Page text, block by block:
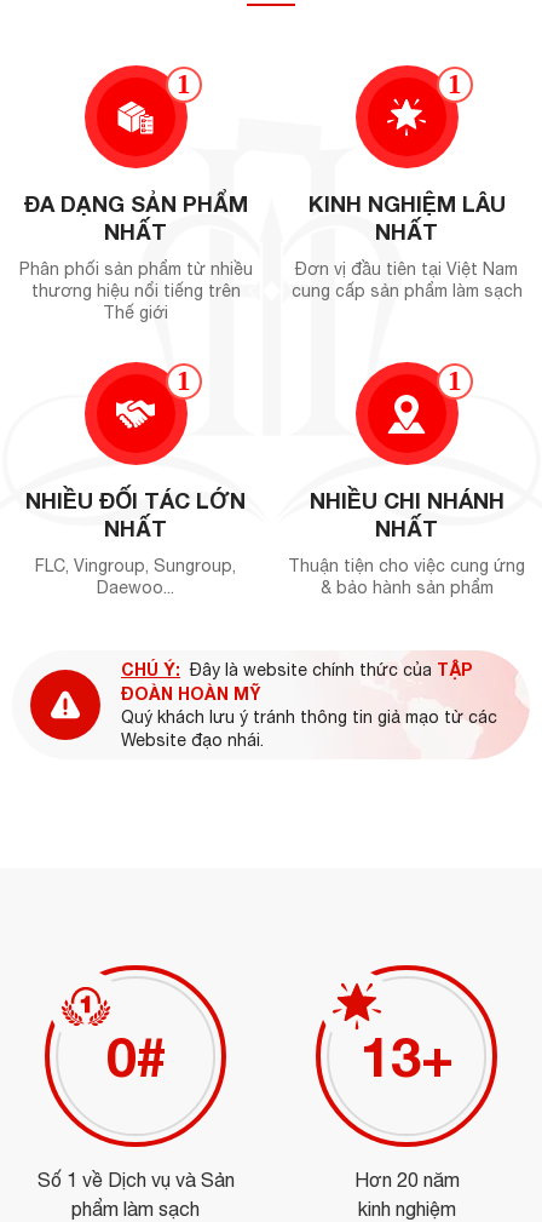
1
ĐA DẠNG SẢN PHẨM
NHẤT
Phân phối sản phẩm từ nhiều
thương hiệu nổi tiếng trên
Thế giới
1
KINH NGHIỆM LÂU
NHẤT
Đơn vị đầu tiên tại Việt Nam
cung cấp sản phẩm làm sạch
1
NHIỀU ĐỐI TÁC LỚN
NHẤT
FLC, Vingroup, Sungroup,
Daewoo...
1
NHIỀU CHI NHÁNH
NHẤT
Thuận tiện cho việc cung ứng
& bảo hành sản phẩm
CHÚ Ý: Đây là website chính thức của TẬP
ĐOÀN HOÀN MỸ
Quý khách lưu ý tránh thông tin giả mạo từ các
Website đạo nhái.
0#
Số 1 về Dịch vụ và Sản
phẩm làm sạch
15+
Hơn 20 năm
kinh nghiệm